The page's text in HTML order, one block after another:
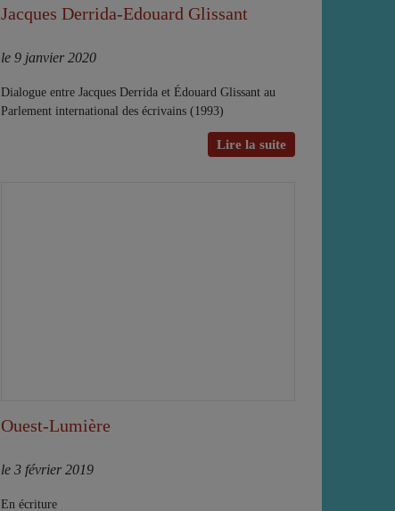
Jacques Derrida-Edouard Glissant
le 9 janvier 2020
Dialogue entre Jacques Derrida et Édouard Glissant au
Parlement international des écrivains (1993)
Lire la suite
Ouest-Lumière
le 3 février 2019
En écriture